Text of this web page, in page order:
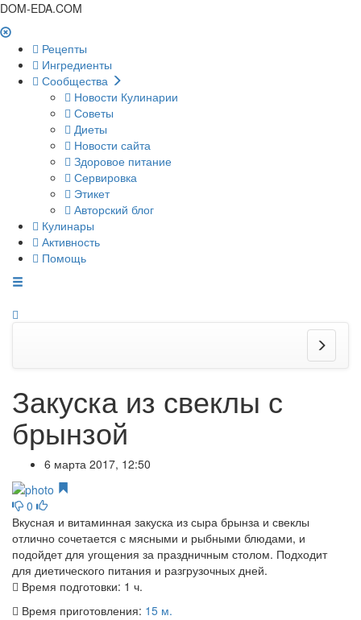
DOM-EDA.COM
Рецепты
Ингредиенты
Сообщества
Новости Кулинарии
Советы
Диеты
Новости сайта
Здоровое питание
Сервировка
Этикет
Авторский блог
Кулинары
Активность
Помощь
Закуска из свеклы с
брынзой
6 марта 2017, 12:50
0
Вкусная и витаминная закуска из сыра брынза и свеклы
отлично сочетается с мясными и рыбными блюдами, и
подойдет для угощения за праздничным столом. Подходит
для диетического питания и разгрузочных дней.
Время подготовки: 1 ч.
Время приготовления: 15 м.